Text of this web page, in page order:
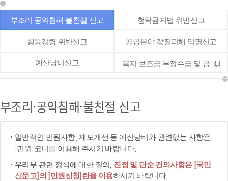
부조리·공익침해·불친절 신고 청탁금지법 위반신고
행동강령 위반신고 공공분야 갑질피해 익명신고
예산낭비신고 복지·보조금 부정수급 및 공
부조리·공익침해·불친절 신고
일반적인 민원사항, 제도개선 등 예산낭비와 관련없는 사항은
'민원'코너를 이용해 주시기 바랍니다.
우리부 관련 정책에 대한 질의, 진정 및 단순 건의사항은 [국민
신문고]의 [민원신청]란을 이용하시기 바랍니다.